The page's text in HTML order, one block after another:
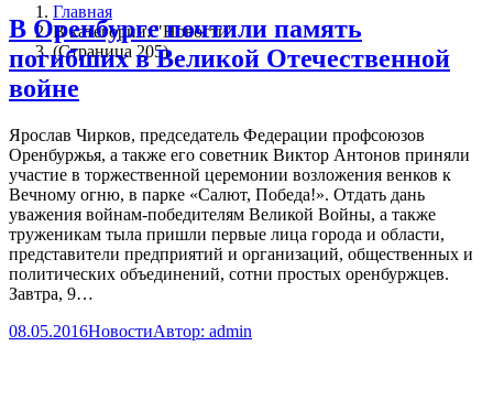
Главная
В категории: "Новости"
(Страница 205)
В Оренбурге почтили память
погибших в Великой Отечественной
войне
Ярослав Чирков, председатель Федерации профсоюзов
Оренбуржья, а также его советник Виктор Антонов приняли
участие в торжественной церемонии возложения венков к
Вечному огню, в парке «Салют, Победа!». Отдать дань
уважения войнам-победителям Великой Войны, а также
труженикам тыла пришли первые лица города и области,
представители предприятий и организаций, общественных и
политических объединений, сотни простых оренбуржцев.
Завтра, 9…
08.05.2016НовостиАвтор: admin